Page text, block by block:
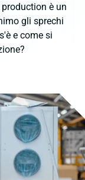
production è un
gli sprechi
e come si